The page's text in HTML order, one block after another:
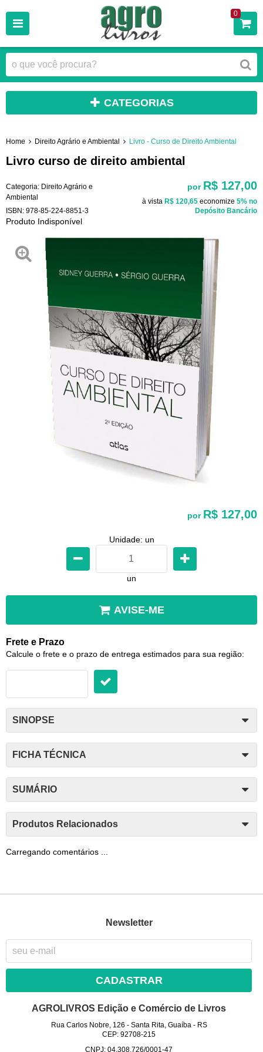
0
CATEGORIAS
Home Direito Agrário e Ambiental Livro - Curso de Direito Ambiental
Livro curso de direito ambiental
Categoria: Direito Agrário e
Ambiental
ISBN: 978-85-224-8851-3
Produto Indisponível
por R$ 127,00
à vista R$ 120,65 economize 5% no
Depósito Bancário
por R$ 127,00
Unidade: un
un
AVISE-ME
Frete e Prazo
Calcule o frete e o prazo de entrega estimados para sua região:
SINOPSE
FICHA TÉCNICA
SUMÁRIO
Produtos Relacionados
Carregando comentários ...
Newsletter
CADASTRAR
AGROLIVROS Edição e Comércio de Livros
Rua Carlos Nobre, 126 - Santa Rita, Guaíba- RS
CEP: 92708-215
CNPJ: 04.308.726/0001-47